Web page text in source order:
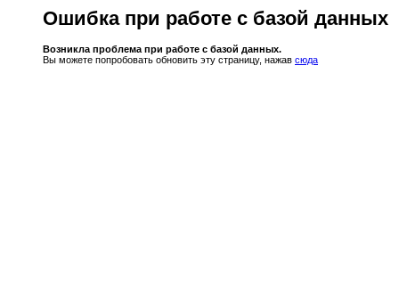
Ошибка при работе с базой данных
Возникла проблема при работе с базой данных.
Вы можете попробовать обновить эту страницу, нажав сюда